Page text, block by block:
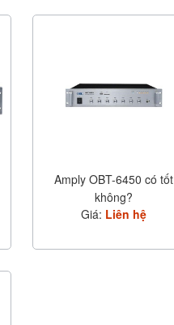
Amply OBT-6450 có tốt
không?
Giá: Liên hệ